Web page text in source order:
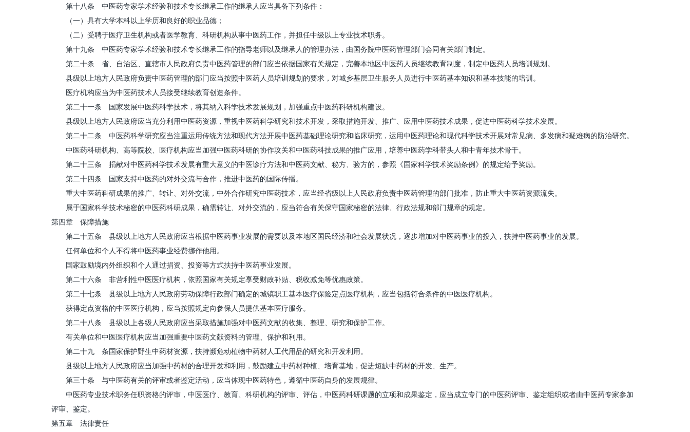
第十八条 中医药专家学术经验和技术专长继承工作的继承人应当具备下列条件：
（一）具有大学本科以上学历和良好的职业品德；
（二）受聘于医疗卫生机构或者医学教育、科研机构从事中医药工作，并担任中级以上专业技术职务。
第十九条 中医药专家学术经验和技术专长继承工作的指导老师以及继承人的管理办法，由国务院中医药管理部门会同有关部门制定。
第二十条 省、自治区、直辖市人民政府负责中医药管理的部门应当依据国家有关规定，完善本地区中医药人员继续教育制度，制定中医药人员培训规划。
县级以上地方人民政府负责中医药管理的部门应当按照中医药人员培训规划的要求，对城乡基层卫生服务人员进行中医药基本知识和基本技能的培训。
医疗机构应当为中医药技术人员接受继续教育创造条件。
第二十一条 国家发展中医药科学技术，将其纳入科学技术发展规划，加强重点中医药科研机构建设。
县级以上地方人民政府应当充分利用中医药资源，重视中医药科学研究和技术开发，采取措施开发、推广、应用中医药技术成果，促进中医药科学技术发展。
第二十二条 中医药科学研究应当注重运用传统方法和现代方法开展中医药基础理论研究和临床研究，运用中医药理论和现代科学技术开展对常见病、多发病和疑难病的防治研究。
中医药科研机构、高等院校、医疗机构应当加强中医药科研的协作攻关和中医药科技成果的推广应用，培养中医药学科带头人和中青年技术骨干。
第二十三条 捐献对中医药科学技术发展有重大意义的中医诊疗方法和中医药文献、秘方、验方的，参照《国家科学技术奖励条例》的规定给予奖励。
第二十四条 国家支持中医药的对外交流与合作，推进中医药的国际传播。
重大中医药科研成果的推广、转让、对外交流，中外合作研究中医药技术，应当经省级以上人民政府负责中医药管理的部门批准，防止重大中医药资源流失。
属于国家科学技术秘密的中医药科研成果，确需转让、对外交流的，应当符合有关保守国家秘密的法律、行政法规和部门规章的规定。
第四章 保障措施
第二十五条 县级以上地方人民政府应当根据中医药事业发展的需要以及本地区国民经济和社会发展状况，逐步增加对中医药事业的投入，扶持中医药事业的发展。
任何单位和个人不得将中医药事业经费挪作他用。
国家鼓励境内外组织和个人通过捐资、投资等方式扶持中医药事业发展。
第二十六条 非营利性中医医疗机构，依照国家有关规定享受财政补贴、税收减免等优惠政策。
第二十七条 县级以上地方人民政府劳动保障行政部门确定的城镇职工基本医疗保险定点医疗机构，应当包括符合条件的中医医疗机构。
获得定点资格的中医医疗机构，应当按照规定向参保人员提供基本医疗服务。
第二十八条 县级以上各级人民政府应当采取措施加强对中医药文献的收集、整理、研究和保护工作。
有关单位和中医医疗机构应当加强重要中医药文献资料的管理、保护和利用。
第二十九 条国家保护野生中药材资源，扶持濒危动植物中药材人工代用品的研究和开发利用。
县级以上地方人民政府应当加强中药材的合理开发和利用，鼓励建立中药材种植、培育基地，促进短缺中药材的开发、生产。
第三十条 与中医药有关的评审或者鉴定活动，应当体现中医药特色，遵循中医药自身的发展规律。
中医药专业技术职务任职资格的评审，中医医疗、教育、科研机构的评审、评估，中医药科研课题的立项和成果鉴定，应当成立专门的中医药评审、鉴定组织或者由中医药专家参加
评审、鉴定。
第五章 法律责任